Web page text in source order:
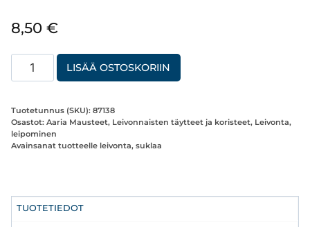
8,50 €
Suklaalastu,
maitosuklaa
LISÄÄ OSTOSKORIIN
Tuotetunnus (SKU): 87138
Osastot: Aaria Mausteet, Leivonnaisten täytteet ja koristeet, Leivonta,
leipominen
Avainsanat tuotteelle leivonta, suklaa
TUOTETIEDOT